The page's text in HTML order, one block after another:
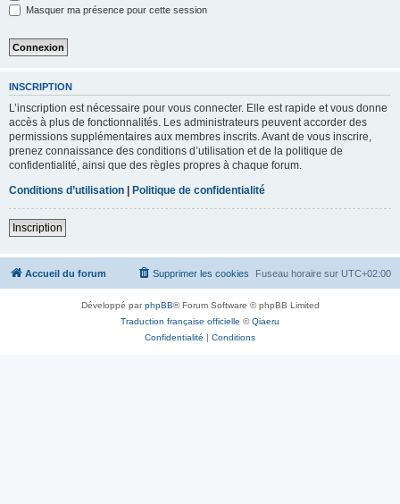
Masquer ma présence pour cette session
INSCRIPTION
L’inscription est nécessaire pour vous connecter. Elle est rapide et vous donne
accès à plus de fonctionnalités. Les administrateurs peuvent accorder des
permissions supplémentaires aux membres inscrits. Avant de vous inscrire,
prenez connaissance des conditions d’utilisation et de la politique de
confidentialité, ainsi que des règles propres à chaque forum.
Conditions d’utilisation | Politique de confidentialité
Inscription
Accueil du forum Fuseau horaire sur UTC+02:00
Supprimer les cookies
Développé parphpBB® Forum Software © phpBB Limited
Traduction française officielle ©Qiaeru
Confidentialité | Conditions